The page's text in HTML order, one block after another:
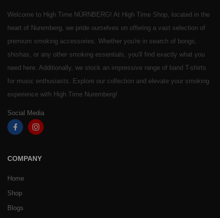
Welcome to High Time NÜRNBERG! At High Time Shop, located in the
heart of Nuremberg, we pride ourselves on offering a vast selection of
premium smoking accessories. Whether you're in search of bongs,
shishas, or any other smoking essentials, you'll find exactly what you
need here. Additionally, we stock an impressive range of band T-shirts
for music enthusiasts. Explore our collection and elevate your smoking
experience with High Time Nuremberg!
Social Media
COMPANY
Home
Shop
Blogs